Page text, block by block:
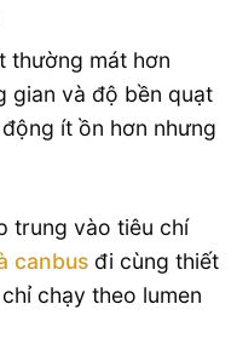
thường mát hơn
gian và độ bền quạt
ít ồn hơn nhưng
trung vào tiêu chí
canbus đi cùng thiết
chạy theo lumen